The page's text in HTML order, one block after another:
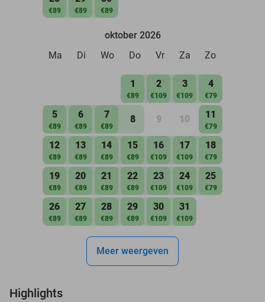
€89 €89 €89
oktober 2026
Ma
Di Wo Do Vr Za Zo
1
€89
2
€109
3
€109
4
€79
5
€89
6
€89
7
€89
8 9 10 11
€79
12
€89
13
€89
14
€89
15
€89
16
€109
17
€109
18
€79
19
€89
20
€89
21
€89
22
€89
23
€109
24
€109
25
€79
26
€89
27
€89
28
€89
29
€89
30
€109
31
€109
Meer weergeven
Highlights